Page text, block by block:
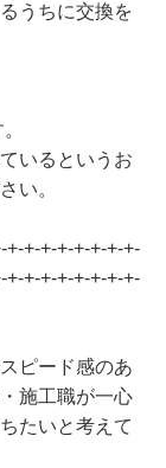
うちに交換を
いるというお
い。
+-+-+-+-+-+-+-+-
+-+-+-+-+-+-+-+-
ピード感のあ
施工職が一心
たいと考えて